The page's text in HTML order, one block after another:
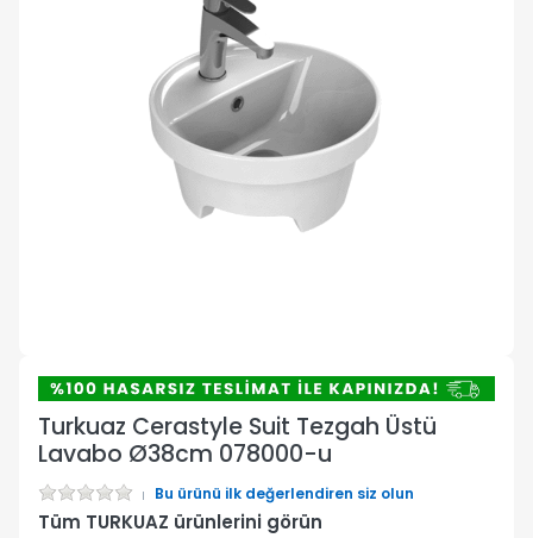
Turkuaz Cerastyle Suit Tezgah Üstü
Lavabo Ø38cm 078000-u
Bu ürünü ilk değerlendiren siz olun
Tüm TURKUAZ ürünlerini görün